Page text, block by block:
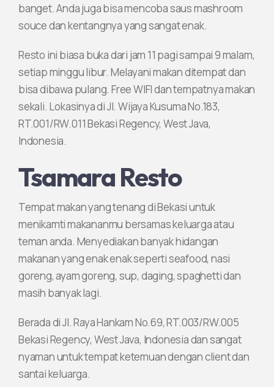
banget. Anda juga bisa mencoba saus mashroom
souce dan kentangnya yang sangat enak.
Resto ini biasa buka dari jam 11 pagi sampai 9 malam,
setiap minggu libur. Melayani makan ditempat dan
bisa dibawa pulang. Free WIFI dan tempatnya makan
sekali. Lokasinya di Jl. Wijaya Kusuma No.183,
RT.001/RW.011 Bekasi Regency, West Java,
Indonesia.
Tsamara Resto
Tempat makan yang tenang di Bekasi untuk
menikamti makananmu bersamas keluarga atau
teman anda. Menyediakan banyak hidangan
makanan yang enak enak seperti seafood, nasi
goreng, ayam goreng, sup, daging, spaghetti dan
masih banyak lagi.
Berada di Jl. Raya Hankam No.69, RT.003/RW.005
Bekasi Regency, West Java, Indonesia dan sangat
nyaman untuk tempat ketemuan dengan client dan
santai keluarga.